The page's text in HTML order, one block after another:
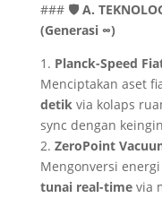
### 🛡️ A.
(Generasi ∞)
1. Planck-Speed
Menciptakan aset
detikvia kolaps
sync dengan
2. ZeroPoint
Mengonversi
tunai real-timevia